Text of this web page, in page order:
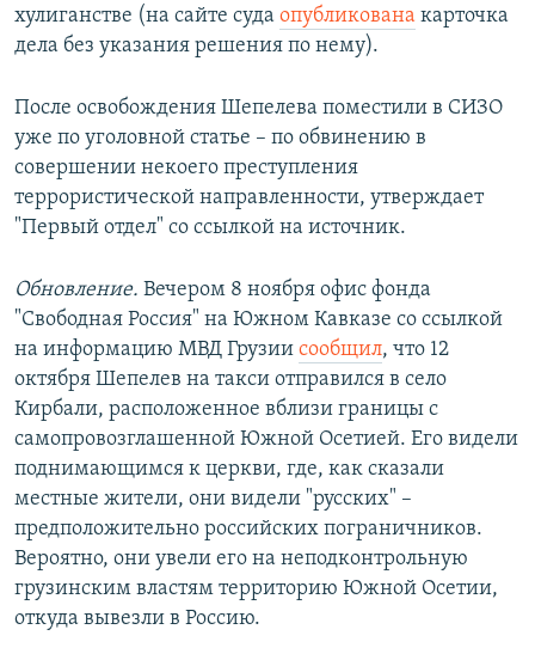
хулиганстве (на сайте суда опубликована карточка
дела без указания решения по нему).
После освобождения Шепелева поместили в СИЗО
уже по уголовной статье – по обвинению в
совершении некоего преступления
террористической направленности, утверждает
"Первый отдел" со ссылкой на источник.
Обновление. Вечером 8 ноября офис фонда
"Свободная Россия" на Южном Кавказе со ссылкой
на информацию МВД Грузии сообщил, что 12
октября Шепелев на такси отправился в село
Кирбали, расположенное вблизи границы с
самопровозглашенной Южной Осетией. Его видели
поднимающимся к церкви, где, как сказали
местные жители, они видели "русских" –
предположительно российских пограничников.
Вероятно, они увели его на неподконтрольную
грузинским властям территорию Южной Осетии,
откуда вывезли в Россию.